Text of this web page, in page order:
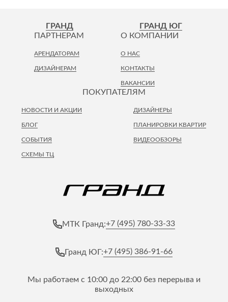
ГРАНД ГРАНД ЮГ
ПОКУПАТЕЛЯМ
НОВОСТИ И АКЦИИ
ПЛАНИРОВКИ КВАРТИР
ВИДЕООБЗОРЫ
БЛОГ
СОБЫТИЯ
СХЕМЫ ТЦ
ДИЗАЙНЕРЫ
ПАРТНЕРАМ
АРЕНДАТОРАМ
ДИЗАЙНЕРАМ
О КОМПАНИИ
О НАС
КОНТАКТЫ
ВАКАНСИИ
МТК Гранд:+7 (495) 780-33-33
Гранд ЮГ:+7 (495) 386-91-66
Мы работаем с 10:00 до 22:00 без перерыва и
выходных